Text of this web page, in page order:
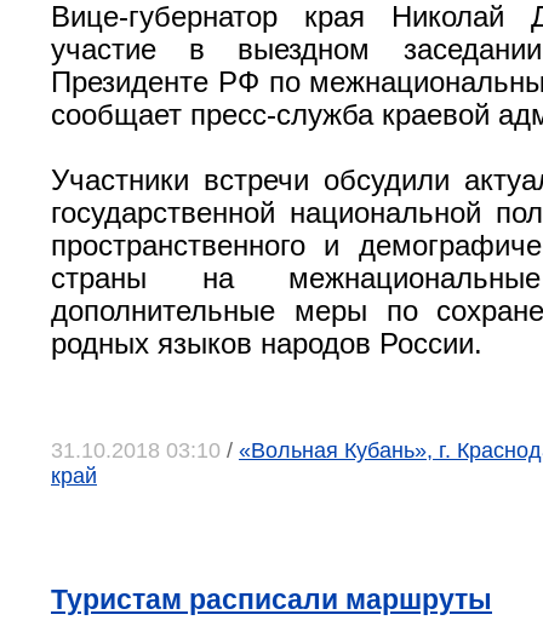
Вице-губернатор края Николай
участие в выездном
Президенте РФ по
сообщает пресс-служба краевой
Участники встречи обсудили
государственной национальной
пространственного и
страны на
дополнительные меры по
родных языков народов России.
31.10.2018 03:10 / «Вольная Кубань», г.
край
Туристам расписали маршруты